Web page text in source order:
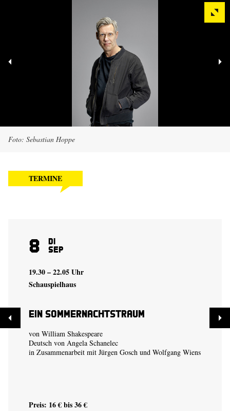
Foto: Sebastian Hoppe
TERMINE
8 Di
Sep
19.30 – 22.05 Uhr
Schauspielhaus
Ein Sommer­nachtstraum
von William Shakespeare
Deutsch von Angela Schanelec
in Zusammenarbeit mit Jürgen Gosch und Wolfgang Wiens
Preis: 16 € bis 36 €